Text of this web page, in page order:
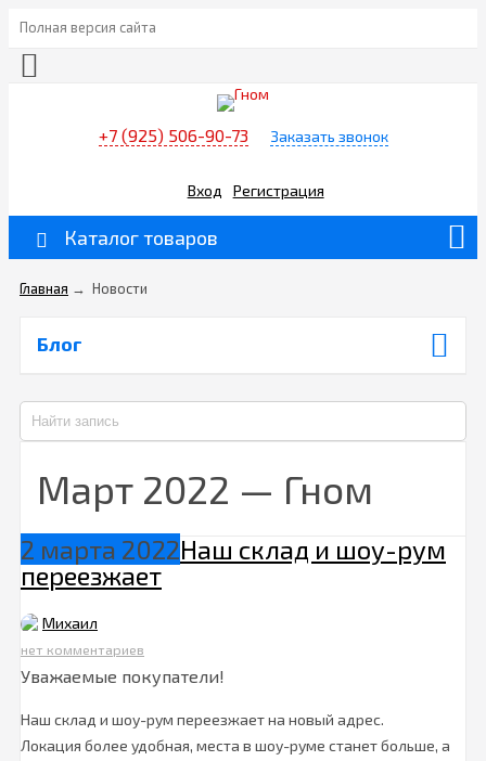
Полная версия сайта
+7 (925) 506-90-73 Заказать звонок
Вход Регистрация
Каталог товаров
Главная → Новости
Блог
Март 2022 — Гном
2 марта 2022Наш склад и шоу-рум
переезжает
Михаил
нет комментариев
Уважаемые покупатели!
Наш склад и шоу-рум переезжает на новый адрес.
Локация более удобная, места в шоу-руме станет больше, а